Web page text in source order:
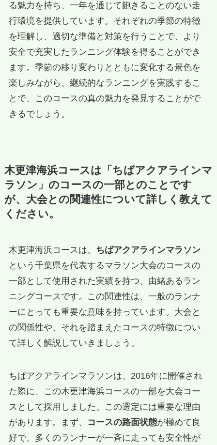
る魅力を持ち、一年を通じて飽きることのない走
行環境を提供しています。それぞれの季節の特徴
を理解し、適切な準備と対策を行うことで、より
安全で充実したランニング体験を得ることができ
ます。季節の移り変わりとともに変化する景色を
楽しみながら、継続的なランニングを実践するこ
とで、このコースの真の魅力を発見することがで
きるでしょう。
木更津海浜コースは「ちばアクアラインマ
ラソン」のコースの一部とのことです
が、大会との関連性について詳しく教えて
ください。
木更津海浜コースは、 ちばアクアラインマラソン
という千葉県を代表するマラソン大会のコースの
一部として使用された実績を持つ、由緒あるラン
ニングコースです。この関連性は、一般のランナ
ーにとっても重要な意味を持っています。大会と
の関係性や、それを踏まえたコースの特徴につい
て詳しく解説していきましょう。
ちばアクアラインマラソンは、2016年に開催され
た際に、この木更津海浜コースの一部を大会コー
スとして採用しました。この選定には重要な理由
があります。まず、
コースの路面状態が極めて良
好で、多くのランナーが一斉に走っても安全性が